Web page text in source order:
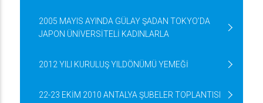
2005 MAYIS AYINDA GÜLAY ŞADAN TOKYO’DA
JAPON ÜNİVERSİTELİ KADINLARLA
2012 YILI KURULUŞ YILDÖNÜMÜ YEMEĞİ
22-23 EKİM 2010 ANTALYA ŞUBELER TOPLANTISI